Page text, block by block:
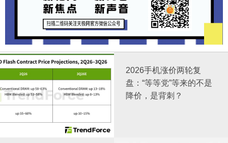
2026手机涨价两轮复
盘：“等等党”等来的不是
降价，是背刺？